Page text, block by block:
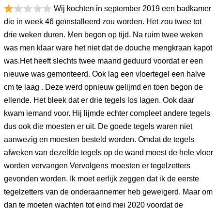
Wij kochten in september 2019 een badkamer
die in week 46 geïnstalleerd zou worden. Het zou twee tot
drie weken duren. Men begon op tijd. Na ruim twee weken
was men klaar ware het niet dat de douche mengkraan kapot
was.Het heeft slechts twee maand geduurd voordat er een
nieuwe was gemonteerd. Ook lag een vloertegel een halve
cm te laag . Deze werd opnieuw gelijmd en toen begon de
ellende. Het bleek dat er drie tegels los lagen. Ook daar
kwam iemand voor. Hij lijmde echter compleet andere tegels
dus ook die moesten er uit. De goede tegels waren niet
aanwezig en moesten besteld worden. Omdat de tegels
afweken van dezelfde tegels op de wand moest de hele vloer
worden vervangen Vervolgens moesten er tegelzetters
gevonden worden. Ik moet eerlijk zeggen dat ik de eerste
tegelzetters van de onderaannemer heb geweigerd. Maar om
dan te moeten wachten tot eind mei 2020 voordat de